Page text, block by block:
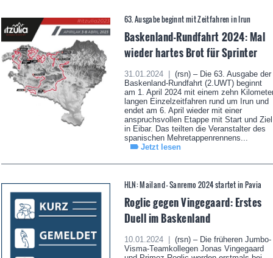
63. Ausgabe beginnt mit Zeitfahren in Irun
Baskenland-Rundfahrt 2024: Mal
wieder hartes Brot für Sprinter
31.01.2024 |
(rsn) – Die 63. Ausgabe der
Baskenland-Rundfahrt (2.UWT) beginnt
am 1. April 2024 mit einem zehn
langen Einzelzeitfahren rund um Irun und
endet am 6. April wieder mit einer
anspruchsvollen Etappe mit Start und Ziel
in Eibar. Das teilten die Veranstalter des
spanischen Mehretappenrennens...
Jetzt lesen
HLN: Mailand - Sanremo 2024 startet in Pavia
Roglic gegen Vingegaard: Erstes
Duell im Baskenland
10.01.2024 |
(rsn) – Die früheren Jumbo-
Visma-Teamkollegen Jonas Vingegaard